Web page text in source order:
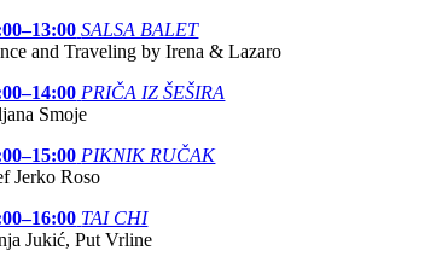
SALSA BALET
and Traveling by Irena & Lazaro
PRIČA IZ ŠEŠIRA
Smoje
PIKNIK RUČAK
Jerko Roso
TAI CHI
Jukić, Put Vrline